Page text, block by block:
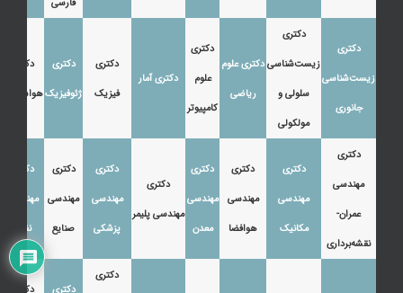
فارسی
دکتری
زیست‌شناسی
جانوری
دکتری
زیست‌شناسی
سلولی و
مولکولی
دکتری علوم
ریاضی
دکتری
علوم
کامپیوتر
دکتری آمار
دکتری
فیزیک
دکتری
ژئوفیزیک
دکتری
هواشناسی
دکتری
مهندسی
عمران-
نقشه‌برداری
دکتری
مهندسی
مکانیک
دکتری
مهندسی
هوافضا
دکتری
مهندسی
معدن
دکتری
مهندسی پلیمر
دکتری
مهندسی
پزشکی
دکتری
مهندسی
صنایع
دکتری
مهندسی
نفت
دکتری